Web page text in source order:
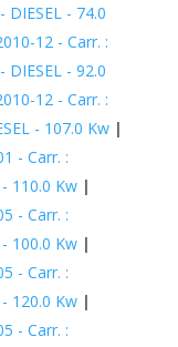
- 74.0
12 - Carr. :
- 92.0
12 - Carr. :
- 107.0 Kw|
- Carr. :
110.0 Kw|
- Carr. :
100.0 Kw|
- Carr. :
120.0 Kw|
- Carr. :